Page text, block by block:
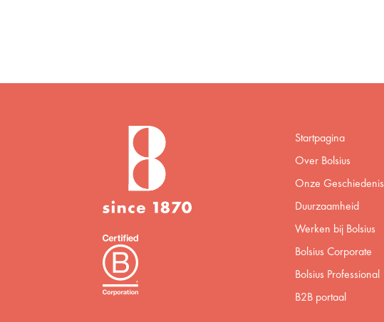
Startpagina
Over Bolsius
Onze Geschiedenis
Duurzaamheid
Werken bij Bolsius
Bolsius Corporate
Bolsius Professional
B2B portaal